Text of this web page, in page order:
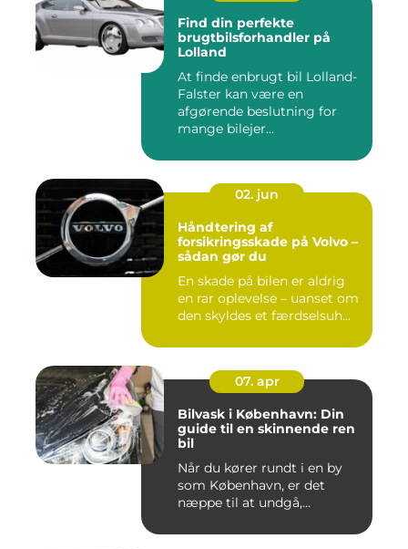
Find din perfekte
brugtbilsforhandler på
Lolland
At finde enbrugt bil Lolland-
Falster kan være en
afgørende beslutning for
mange bilejer...
02. jun
Håndtering af
forsikringsskade på Volvo –
sådan gør du
En skade på bilen er aldrig
en rar oplevelse – uanset om
den skyldes et færdselsuh...
07. apr
Bilvask i København: Din
guide til en skinnende ren
bil
Når du kører rundt i en by
som København, er det
næppe til at undgå,...